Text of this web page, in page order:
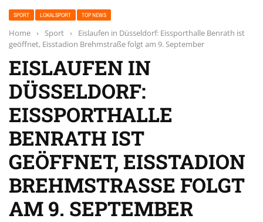
SPORT LOKALSPORT TOP NEWS
Home › Sport ›
Eislaufen in Düsseldorf: Eissporthalle Benrath ist
geöffnet, Eisstadion Brehmstraße folgt am 9. September
EISLAUFEN IN
DÜSSELDORF:
EISSPORTHALLE
BENRATH IST
GEÖFFNET, EISSTADION
BREHMSTRASSE FOLGT A
M 9. SEPTEMBER